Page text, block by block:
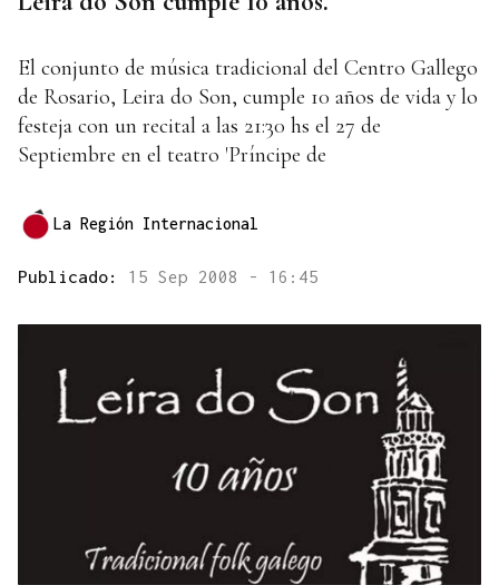
El conjunto de música tradicional del Centro Gallego
de Rosario, Leira do Son, cumple 10 años de vida y lo
festeja con un recital a las 21:30 hs el 27 de
Septiembre en el teatro 'Príncipe de
La Región Internacional
Publicado: 15 Sep 2008 - 16:45